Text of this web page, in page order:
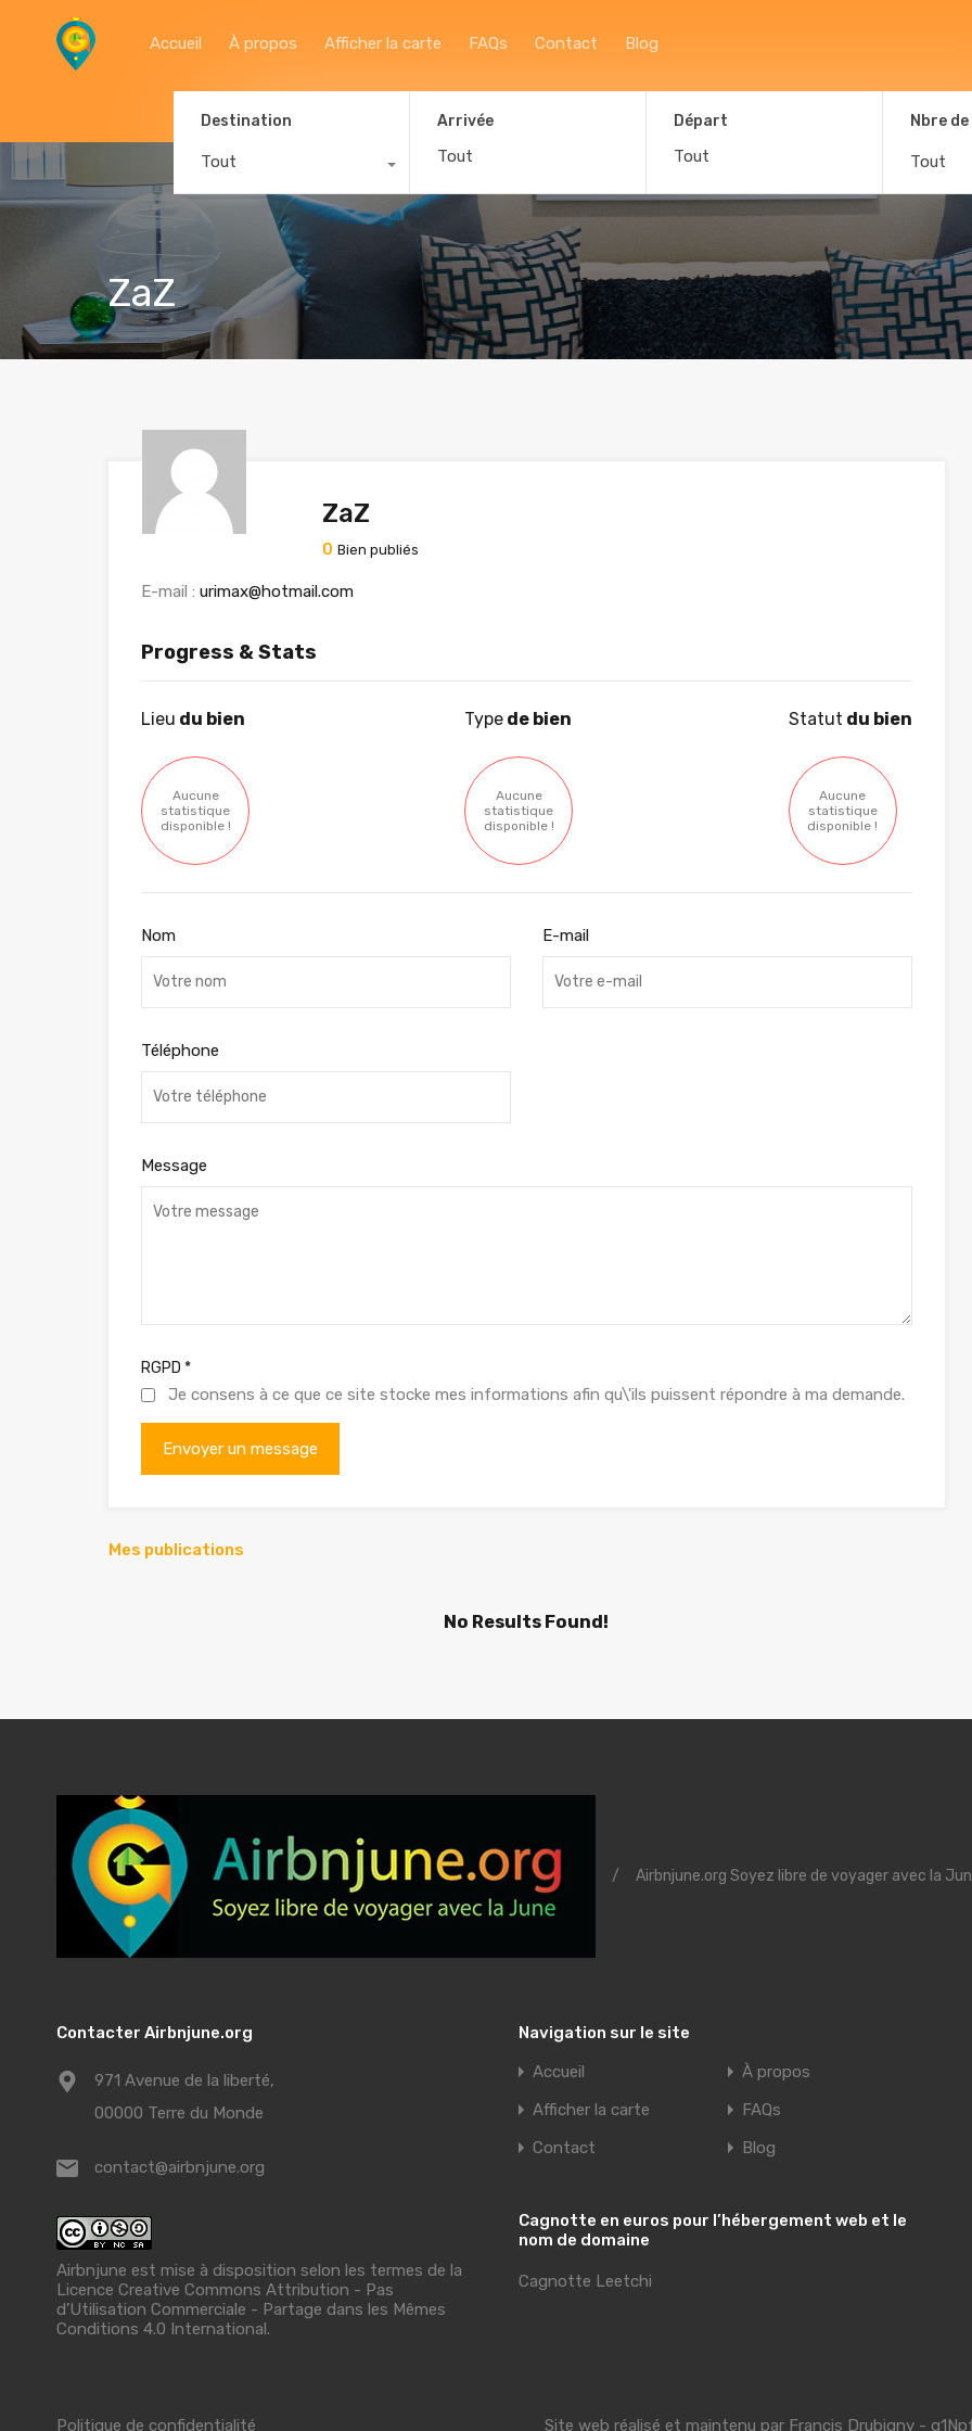
Accueil
Accueil À propos Afficher la carte FAQs Contact Blog
Destination
Tout
Arrivée Départ Nbre
Tout
ZaZ
ZaZ
0 Bien publiés
E-mail : urimax@hotmail.com
Progress & Stats
Lieu du bien
Aucune
statistique
disponible !
Type de bien
Aucune
statistique
disponible !
Statut du bien
Aucune
statistique
disponible !
Nom E-mail
Téléphone
Message
RGPD *
Je consens à ce que ce site stocke mes informations afin qu\'ils puissent répondre à ma demande.
Mes publications
No Results Found!
/ Airbnjune.org Soyez libre de voyager avec la
Contacter Airbnjune.org
971 Avenue de la liberté,
00000 Terre du Monde
contact@airbnjune.org
Airbnjune est mise à disposition selon les termes de la
Licence Creative Commons Attribution - Pas
d’Utilisation Commerciale - Partage dans les Mêmes
Conditions 4.0 International.
Navigation sur le site
Accueil
À propos
Afficher la carte
FAQs
Contact
Blog
Cagnotte en euros pour l’hébergement web et le
nom de domaine
Cagnotte Leetchi
Politique de confidentialité Site web réalisé et maintenu par Francis Drubigny -